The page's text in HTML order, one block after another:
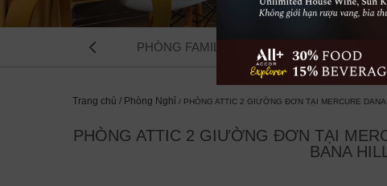
Phòng
Superior Twin PHÒNG FAMILY SUPERIOR
Trang chủ Phòng Nghỉ PHÒNG ATTIC 2 GIƯỜNG ĐƠN TẠI MERCURE
PHÒNG ATTIC 2 GIƯỜNG ĐƠN TẠI
BANA